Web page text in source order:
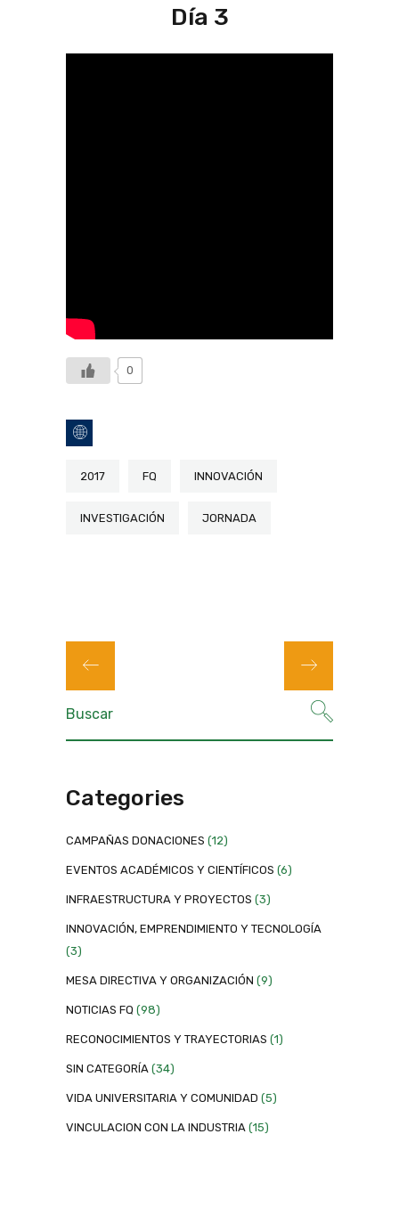
Día 3
0
2017 FQ INNOVACIÓN
INVESTIGACIÓN JORNADA
Categories
CAMPAÑAS DONACIONES (12)
EVENTOS ACADÉMICOS Y CIENTÍFICOS (6)
INFRAESTRUCTURA Y PROYECTOS (3)
INNOVACIÓN, EMPRENDIMIENTO Y TECNOLOGÍA
(3)
MESA DIRECTIVA Y ORGANIZACIÓN (9)
NOTICIAS FQ (98)
RECONOCIMIENTOS Y TRAYECTORIAS (1)
SIN CATEGORÍA (34)
VIDA UNIVERSITARIA Y COMUNIDAD (5)
VINCULACION CON LA INDUSTRIA (15)